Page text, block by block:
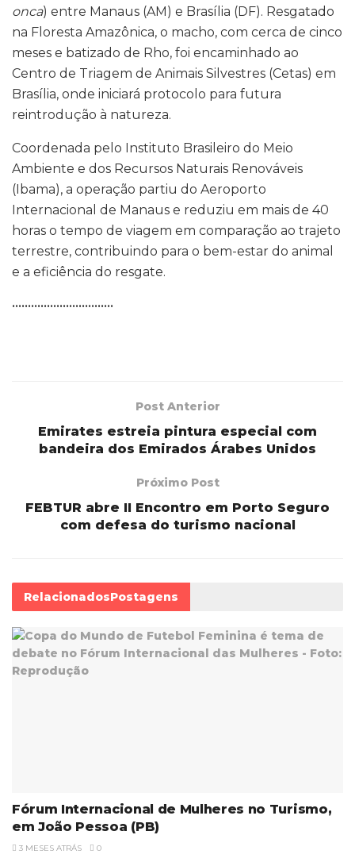
onca) entre Manaus (AM) e Brasília (DF). Resgatado
na Floresta Amazônica, o macho, com cerca de cinco
meses e batizado de Rho, foi encaminhado ao
Centro de Triagem de Animais Silvestres (Cetas) em
Brasília, onde iniciará protocolo para futura
reintrodução à natureza.
Coordenada pelo Instituto Brasileiro do Meio
Ambiente e dos Recursos Naturais Renováveis
(Ibama), a operação partiu do Aeroporto
Internacional de Manaus e reduziu em mais de 40
horas o tempo de viagem em comparação ao trajeto
terrestre, contribuindo para o bem-estar do animal
e a eficiência do resgate.
••••••••••••••••••••••••••••••••
Post Anterior
Emirates estreia pintura especial com
bandeira dos Emirados Árabes Unidos
Próximo Post
FEBTUR abre II Encontro em Porto Seguro
com defesa do turismo nacional
RelacionadosPostagens
Fórum Internacional de Mulheres no Turismo,
em João Pessoa (PB)
3 MESES ATRÁS 0